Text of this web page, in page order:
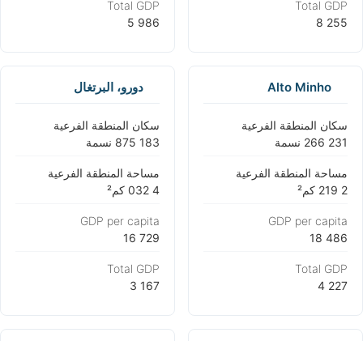
Total GDP
Total GDP
Alto Minho
سكان المنطقة الفرعية
مساحة المنطقة الفرعية
GDP per capita
Total GDP
دورو، البرتغال
سكان المنطقة الفرعية
مساحة المنطقة الفرعية
GDP per capita
Total GDP